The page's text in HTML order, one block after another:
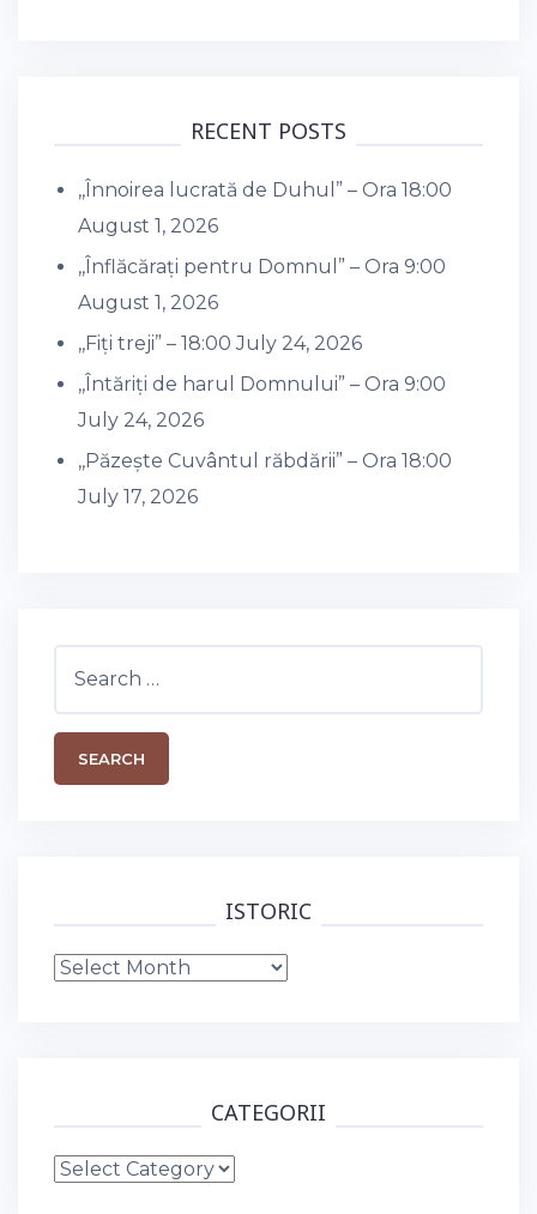
RECENT POSTS
,,Înnoirea lucrată de Duhul” – Ora 18:00
August 1, 2026
,,Înflăcărați pentru Domnul” – Ora 9:00
August 1, 2026
,,Fiți treji” – 18:00 July 24, 2026
,,Întăriți de harul Domnului” – Ora 9:00
July 24, 2026
,,Păzește Cuvântul răbdării” – Ora 18:00
July 17, 2026
ISTORIC
Istoric
CATEGORII
Categorii